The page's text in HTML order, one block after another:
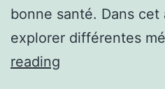
bonne santé. Dans
explorer différentes
reading